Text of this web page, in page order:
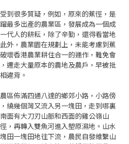
到很多質疑，例如，原來的蕉徑，是
最多出產的農業區，發展成為一個成
代人的耕耘，除了辛勤，還得看當地
外，農業園在規劃上，未能考慮到蕉
壞香港農業耕住合一的運作，難免會
遷走大量原本的農地及農戶，早被批
違背。
區佈滿四通八達的鄉郊小路，小路傍
繞幾個灣又流入另一塊田，走到哪裏
面有大刀刃山脈和西面的雞公嶺山
，再轉入雙魚河進入塱原濕地。山水
田一塊田地往下流，農民自發維繫山